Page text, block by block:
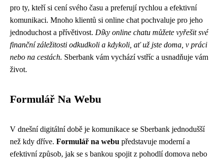
pro ty, kteří si cení svého času a preferují rychlou a efektivní
komunikaci. Mnoho klientů si online chat pochvaluje pro jeho
jednoduchost a přívětivost. Díky online chatu můžete vyřešit své
finanční záležitosti odkudkoli a kdykoli, ať už jste doma, v práci
nebo na cestách. Sberbank vám vychází vstříc a usnadňuje vám
život.
Formulář Na Webu
V dnešní digitální době je komunikace se Sberbank jednodušší
než kdy dříve. Formulář na webu představuje moderní a
efektivní způsob, jak se s bankou spojit z pohodlí domova nebo